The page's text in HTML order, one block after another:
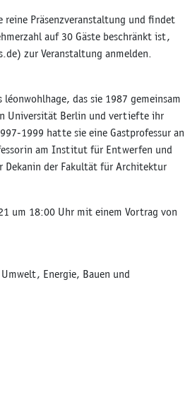
reine Präsenzveranstaltung und findet
auf 30 Gäste beschränkt ist,
) zur Veranstaltung anmelden.
das sie 1987 gemeinsam
Universität Berlin und vertiefte ihr
1999 hatte sie eine Gastprofessur an
am Institut für Entwerfen und
Dekanin der Fakultät für Architektur
um 18:00 Uhr mit einem Vortrag von
Energie, Bauen und